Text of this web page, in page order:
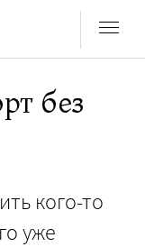
без
кого-то
уже